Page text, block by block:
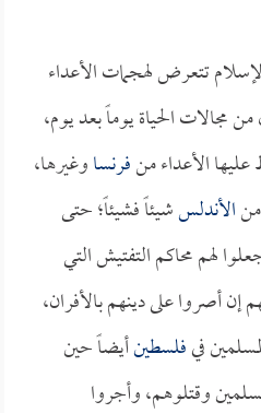
تتعرض لهجمات الأعداء
الحياة يوماً بعد يوم،
الأعداء منفرنساوغيرها،
الأندلسشيئاً فشيئاً؛ حتى
لهم محاكم التفتيش التي
أصروا على دينهم بالأفران،
فيفلسطينأيضاً حين
وقتلوهم، وأجروا